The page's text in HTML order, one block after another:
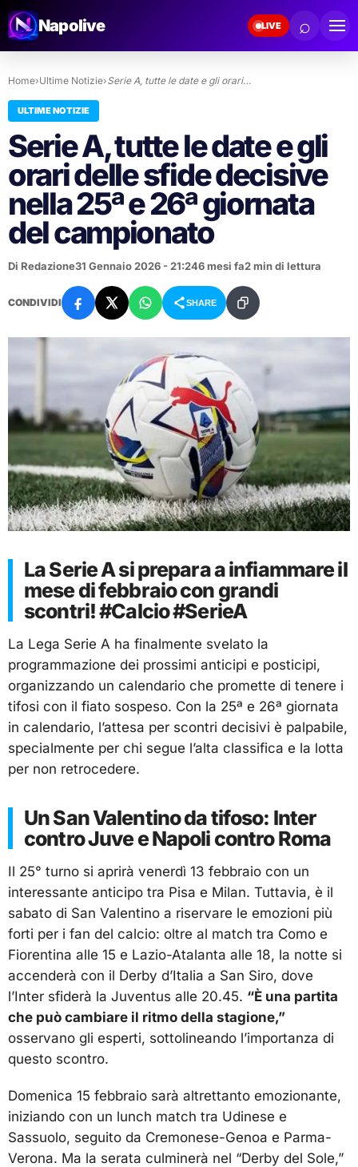
Napolive LIVE ⌕
Home›Ultime Notizie›Serie A, tutte le date e gli orari…
ULTIME NOTIZIE
Serie A, tutte le date e gli
orari delle sfide decisive
nella 25ª e 26ª giornata
del campionato
Di Redazione31 Gennaio 2026 - 21:246 mesi fa2 min di lettura
CONDIVIDI SHARE
La Serie A si prepara a infiammare il
mese di febbraio con grandi
scontri! #Calcio #SerieA
La Lega Serie A ha finalmente svelato la
programmazione dei prossimi anticipi e posticipi,
organizzando un calendario che promette di tenere i
tifosi con il fiato sospeso. Con la 25ª e 26ª giornata
in calendario, l’attesa per scontri decisivi è palpabile,
specialmente per chi segue l’alta classifica e la lotta
per non retrocedere.
Un San Valentino da tifoso: Inter
contro Juve e Napoli contro Roma
Il 25° turno si aprirà venerdì 13 febbraio con un
interessante anticipo tra Pisa e Milan. Tuttavia, è il
sabato di San Valentino a riservare le emozioni più
forti per i fan del calcio: oltre al match tra Como e
Fiorentina alle 15 e Lazio-Atalanta alle 18, la notte si
accenderà con il Derby d’Italia a San Siro, dove
l’Inter sfiderà la Juventus alle 20.45. “È una partita
che può cambiare il ritmo della stagione,”
osservano gli esperti, sottolineando l’importanza di
questo scontro.
Domenica 15 febbraio sarà altrettanto emozionante,
iniziando con un lunch match tra Udinese e
Sassuolo, seguito da Cremonese-Genoa e Parma-
Verona. Ma la serata culminerà nel “Derby del Sole,”